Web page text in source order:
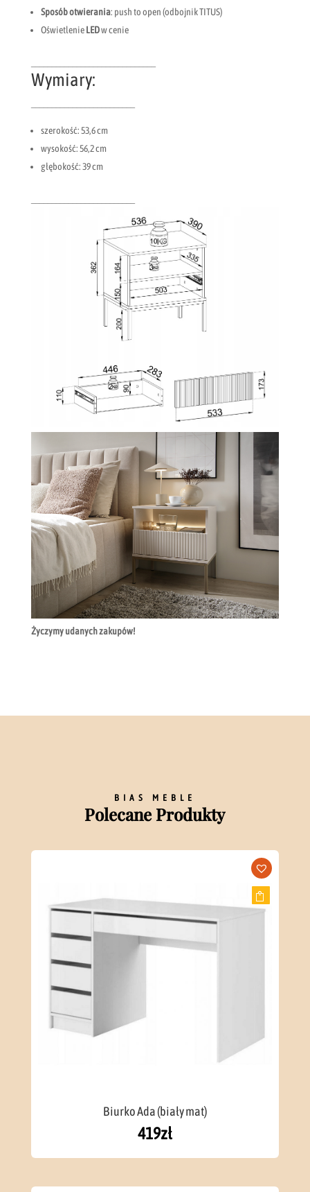
Sposób otwierania: push to open (odbojnik TITUS)
OświetlenieLEDw cenie
Wymiary:
szerokość: 53,6 cm
wysokość: 56,2 cm
głębokość: 39 cm
Życzymy udanych zakupów!
BIAS MEBLE
Polecane Produkty
Biurko Ada (biały mat)
419zł